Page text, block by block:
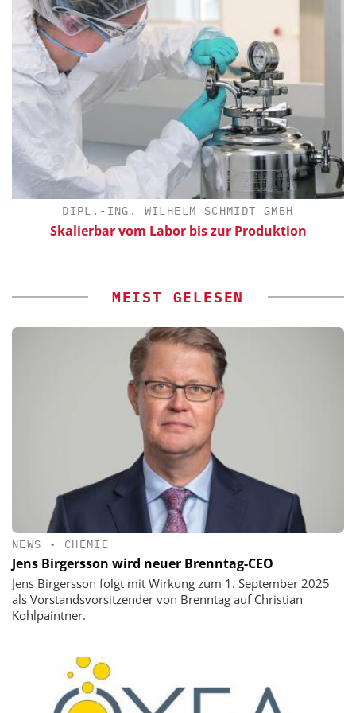
DIPL.-ING. WILHELM SCHMIDT GMBH
Skalierbar vom Labor bis zur Produktion
MEIST GELESEN
NEWS • CHEMIE
Jens Birgersson wird neuer Brenntag-CEO
Jens Birgersson folgt mit Wirkung zum 1. September 2025
als Vorstandsvorsitzender von Brenntag auf Christian
Kohlpaintner.